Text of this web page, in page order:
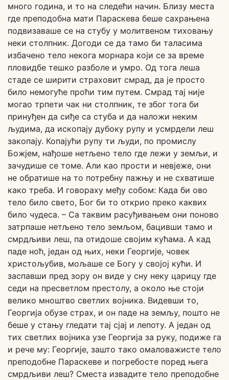
много година, и то на следећи начин. Близу места
где преподобна мати Параскева беше сахрањена
подвизаваше се на стубу у молитвеном тиховању
неки столпник. Догоди се да тамо би таласима
избачено тело некога морнара који се за време
пловидбе тешко разболе и умро. Од тога леша
стаде се ширити страховит смрад, да је просто
било немогуће проћи тим путем. Смрад тај није
могао трпети чак ни столпник, те због тога би
принуђен да сиђе са стуба и да наложи неким
људима, да ископају дубоку рупу и усмрдели леш
закопају. Копајући рупу ти људи, по промислу
Божјем, нађоше нетљено тело где лежи у земљи, и
зачудише се томе. Али као прости и невјеже, они
не обратише на то потребну пажњу и не схватише
како треба. И говораху међу собом: Када би ово
тело било свето, Бог би то открио преко каквих
било чудеса. – Са таквим расуђивањем они поново
затрпаше нетљено тело земљом, бацивши тамо и
смрдљиви леш, па отидоше својим кућама. А кад
паде ноћ, један од њих, неки Георгије, човек
христољубив, мољаше се Богу у својој кући. И
заспавши пред зору он виде у сну неку царицу где
седи на пресветлом престолу, а около ње стоји
велико мноштво светлих војника. Видевши то,
Георгија обузе страх, и он паде на земљу, пошто не
беше у стању гледати тај сјај и лепоту. А један од
тих светлих војника узе Георгија за руку, подиже га
и рече му: Георгије, зашто тако омаловажисте тело
преподобне Параскеве и погребосте поред њега
смрдљиви леш? Сместа извадите тело преподобне